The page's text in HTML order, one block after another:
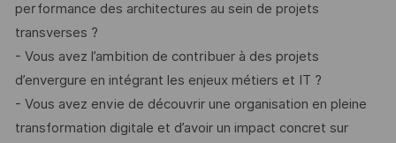
performance des architectures au sein de projets
transverses ?
- Vous avez l’ambition de contribuer à des projets
d’envergure en intégrant les enjeux métiers et IT ?
- Vous avez envie de découvrir une organisation en pleine
transformation digitale et d’avoir un impact concret sur